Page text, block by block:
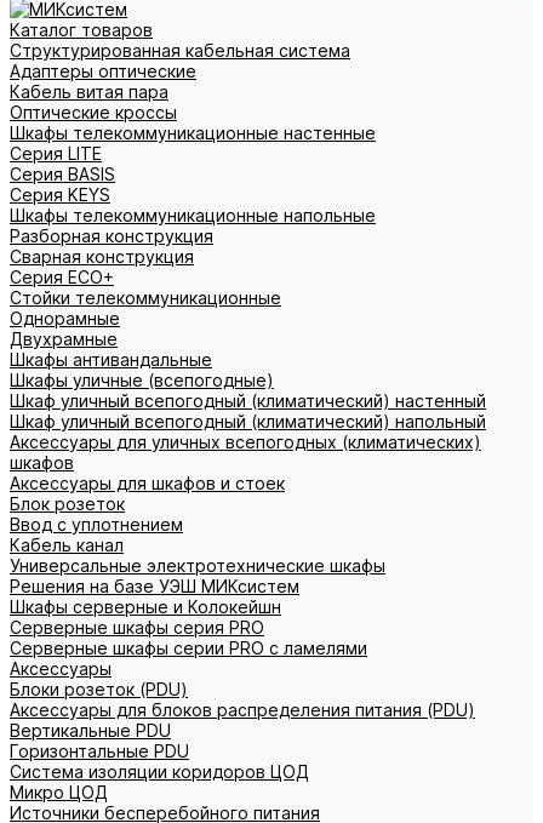
Каталог товаров
Структурированная кабельная система
Адаптеры оптические
Кабель витая пара
Оптические кроссы
Шкафы телекоммуникационные настенные
Cерия LITE
Cерия BASIS
Cерия KEYS
Шкафы телекоммуникационные напольные
Разборная конструкция
Сварная конструкция
Серия ECO+
Стойки телекоммуникационные
Однорамные
Двухрамные
Шкафы антивандальные
Шкафы уличные (всепогодные)
Шкаф уличный всепогодный (климатический) настенный
Шкаф уличный всепогодный (климатический) напольный
Аксессуары для уличных всепогодных (климатических)
шкафов
Аксессуары для шкафов и стоек
Блок розеток
Ввод с уплотнением
Кабель канал
Универсальные электротехнические шкафы
Решения на базе УЭШ МИКсистем
Шкафы серверные и Колокейшн
Серверные шкафы серия PRO
Серверные шкафы серии PRO с ламелями
Аксессуары
Блоки розеток (PDU)
Аксессуары для блоков распределения питания (PDU)
Вертикальные PDU
Горизонтальные PDU
Система изоляции коридоров ЦОД
Микро ЦОД
Источники бесперебойного питания